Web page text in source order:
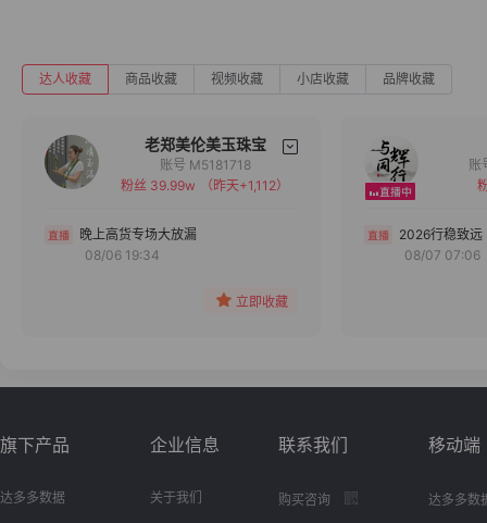
达人收藏 商品收藏 视频收藏 小店收藏 品牌收藏
老郑美伦美玉珠宝
备注
分组
账号 M5181718
粉丝 39.99w
（昨天+1,112）
晚上高货专场大放漏
08/06 19:34
立即收藏
2026行稳致远
08/07 07:06
旗下产品
达多多数据
企业信息
关于我们
联系我们
购买咨询
移动端
达多多数